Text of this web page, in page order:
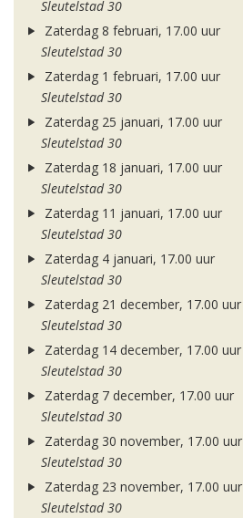
Sleutelstad 30
Zaterdag 8 februari, 17.00 uur
Sleutelstad 30
Zaterdag 1 februari, 17.00 uur
Sleutelstad 30
Zaterdag 25 januari, 17.00 uur
Sleutelstad 30
Zaterdag 18 januari, 17.00 uur
Sleutelstad 30
Zaterdag 11 januari, 17.00 uur
Sleutelstad 30
Zaterdag 4 januari, 17.00 uur
Sleutelstad 30
Zaterdag 21 december, 17.00 uur
Sleutelstad 30
Zaterdag 14 december, 17.00 uur
Sleutelstad 30
Zaterdag 7 december, 17.00 uur
Sleutelstad 30
Zaterdag 30 november, 17.00 uur
Sleutelstad 30
Zaterdag 23 november, 17.00 uur
Sleutelstad 30